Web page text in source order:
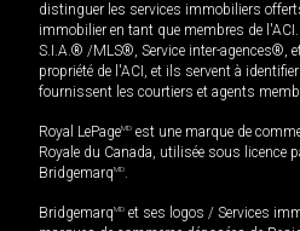
distinguer les services immobiliers
immobilier en tant que membres de
S.I.A.® /MLS®, Service inter-agences®,
propriété de l'ACI, et ils servent à
fournissent les courtiers et agents
Royal LePageMD est une marque de
Royale du Canada, utilisée sous licence
BridgemarqMD.
BridgemarqMD et ses logos / Services